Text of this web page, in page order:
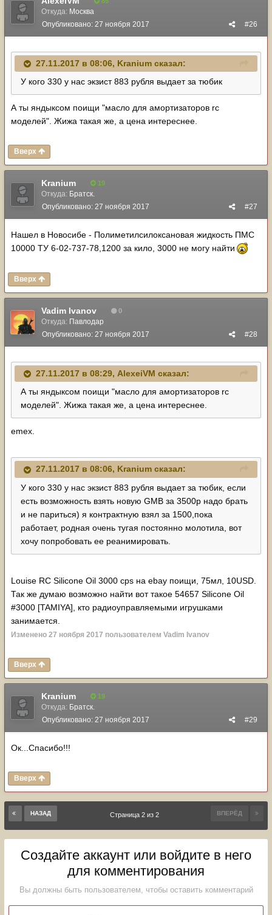
Откуда: Москва
#26
Опубликовано: 27 ноября 2017
27.11.2017 в 08:06, Kranium сказал:
У кого 330 у нас экзист 883 рубля выдает за тюбик
А ты яндыксом поищи "масло для амортизаторов rc
моделей". Жижа такая же, а цена интереснее.
Вверх
Kranium 19
Откуда: Братск.
#27
Опубликовано: 27 ноября 2017
Нашел в Новосибе - Полиметилсилоксановая жидкость ПМС
10000 ТУ 6-02-737-78,1200 за кило, 3000 не могу найти
Вверх
Vadim Ivanov 0
Откуда: Павлодар
#28
Опубликовано: 27 ноября 2017
27.11.2017 в 08:29, AlexeiVM сказал:
А ты яндыксом поищи "масло для амортизаторов rc
моделей". Жижа такая же, а цена интереснее.
emex.
27.11.2017 в 08:06, Kranium сказал:
У кого 330 у нас экзист 883 рубля выдает за тюбик, если
есть возможность взять новую GMB за 3500р надо брать
и не париться) я контрактную взял за 1500,пока
работает, родная очень тугая постоянно молотила, вот
хочу попробовать ее реанимировать.
Louise RC Silicone Oil 3000 cps на ebay поищи, 75мл, 10USD.
Так же думаю возможно найти вот такое 54657 Silicone Oil
#3000 [TAMIYA], кто радиоуправляемыми игрушками
занимается.
Изменено 27 ноября 2017 пользователем Vadim Ivanov
Вверх
Kranium 19
Откуда: Братск.
#29
Опубликовано: 27 ноября 2017
Oк...Спасибо!!!
Вверх
НАЗАД ВПЕРЁД
Страница 2 из 2
Создайте аккаунт или войдите в него
для комментирования
Вы должны быть пользователем, чтобы оставить комментарий